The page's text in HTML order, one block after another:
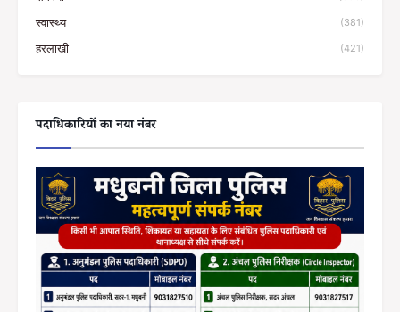
स्वास्थ्य (381)
हरलाखी (421)
पदाधिकारियों का नया नंबर